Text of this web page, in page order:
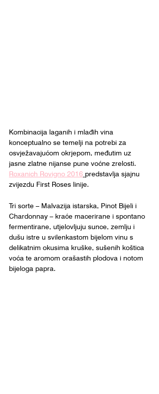
Kombinacija laganih i mlađih vina
konceptualno se temelji na potrebi za
osvježavajućom okrjepom, međutim uz
jasne zlatne nijanse pune voćne zrelosti.
Roxanich Rovigno 2016 predstavlja sjajnu
zvijezdu First Roses linije.
Tri sorte – Malvazija istarska, Pinot Bijeli i
Chardonnay – kraće macerirane i spontano
fermentirane, utjelovljuju sunce, zemlju i
dušu istre u svilenkastom bijelom vinu s
delikatnim okusima kruške, sušenih koštica
voća te aromom orašastih plodova i notom
bijeloga papra.